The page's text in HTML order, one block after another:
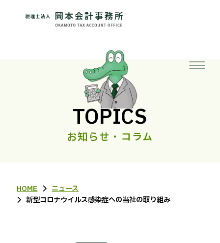
TOPICS
お知らせ・コラム
HOME
ニュース
新型コロナウイルス感染症への当社の取り組み